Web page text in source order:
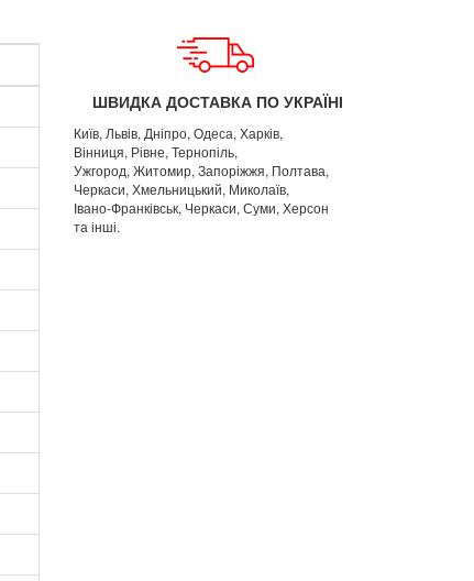
ШВИДКА ДОСТАВКА ПО УКРАЇНІ
Київ, Львів, Дніпро, Одеса, Харків,
Вінниця, Рівне, Тернопіль,
Ужгород, Житомир, Запоріжжя, Полтава,
Черкаси, Хмельницький, Миколаїв,
Івано-Франківськ, Черкаси, Суми, Херсон
та інші.